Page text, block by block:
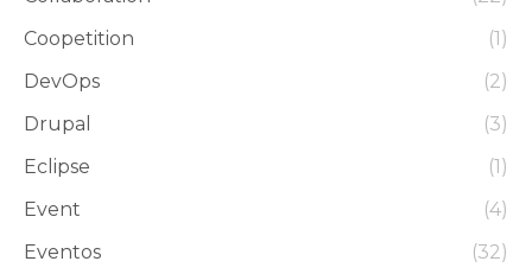
Coopetition
(1)
DevOps
(2)
Drupal
(3)
Eclipse
(1)
Event
(4)
Eventos
(32)